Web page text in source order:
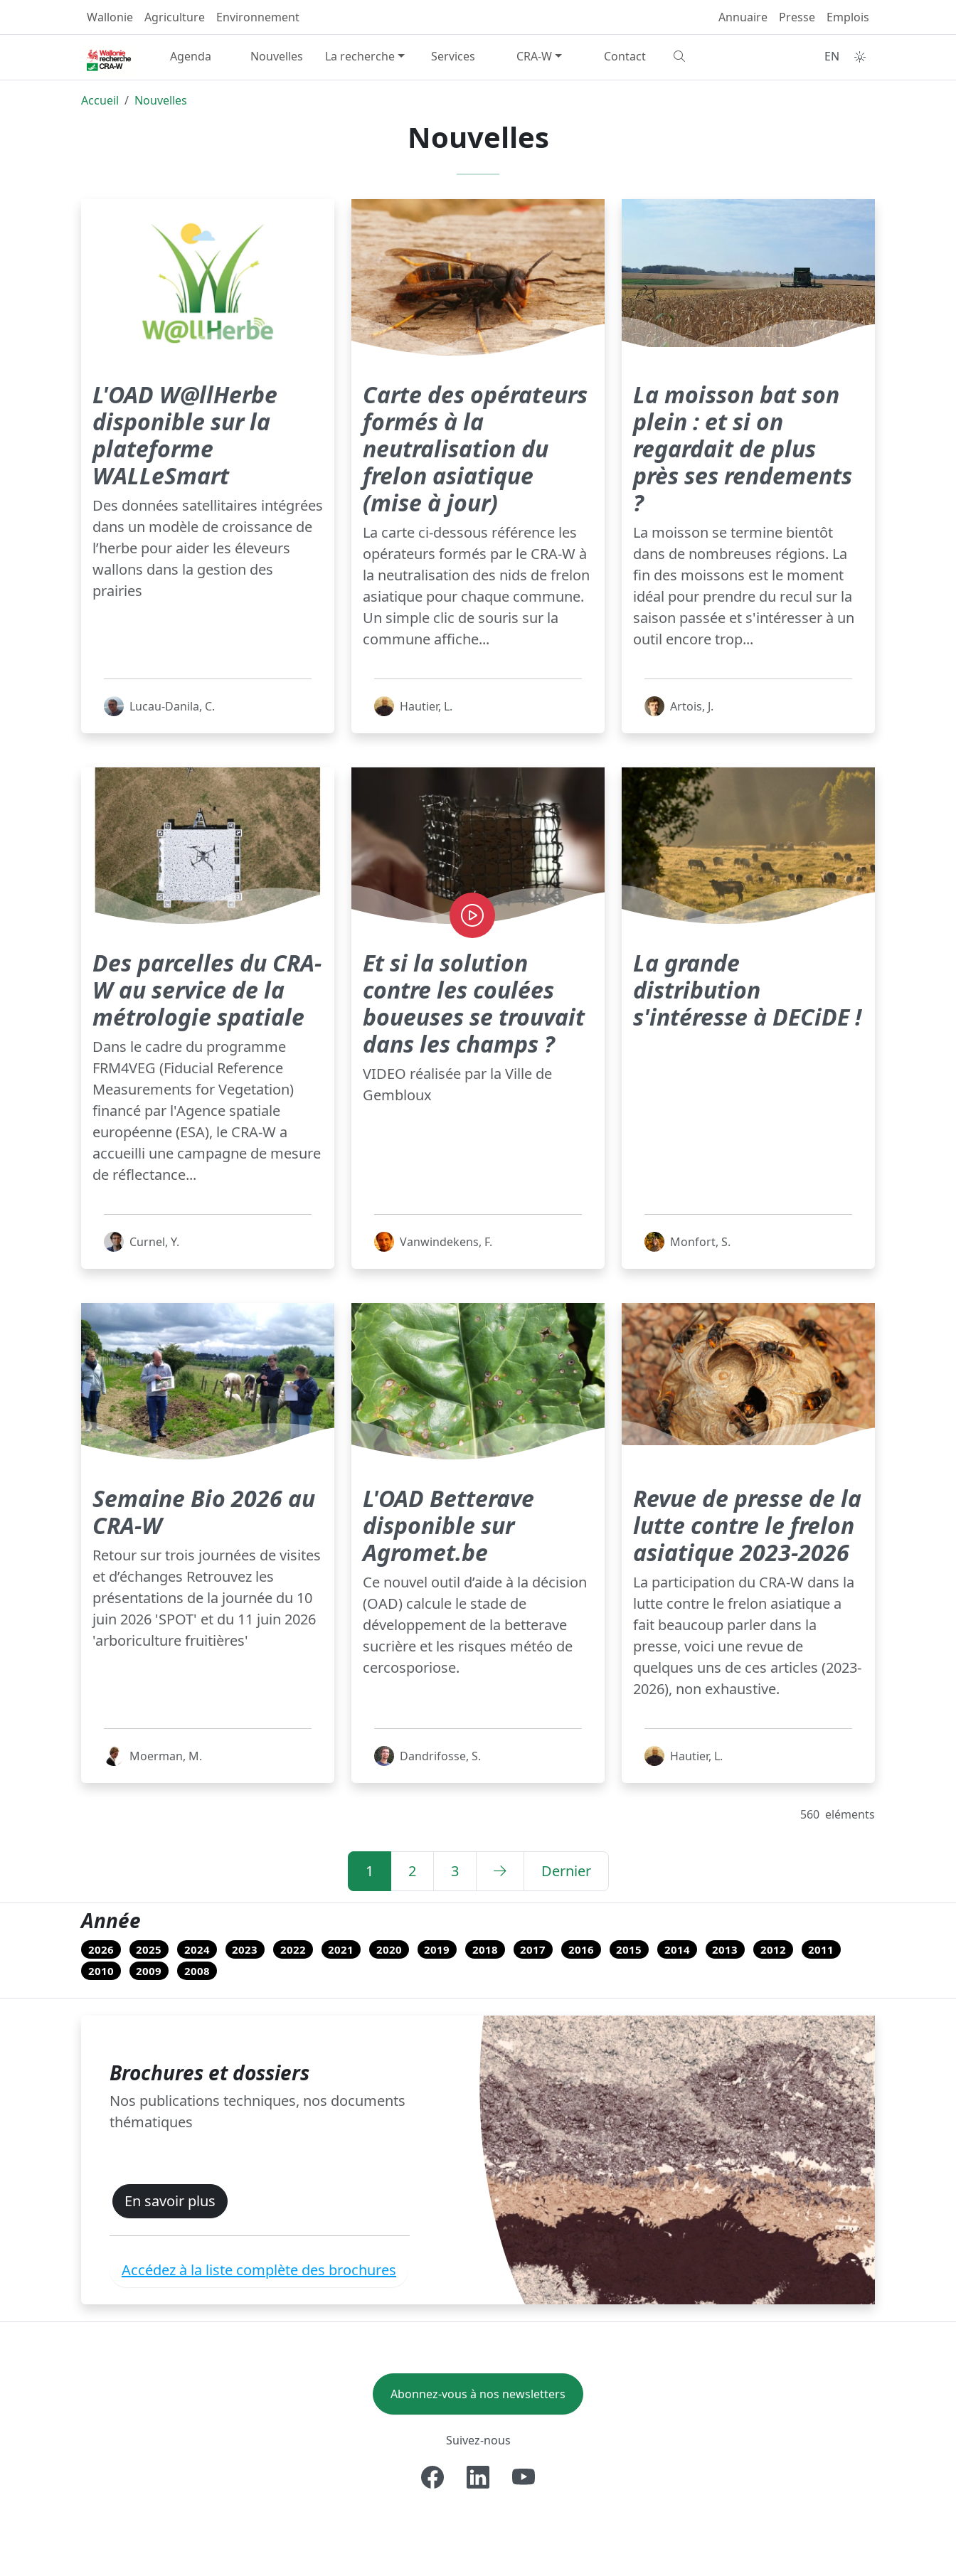
Wallonie Agriculture Environnement Annuaire Presse Emplois
Agenda Nouvelles La recherche Services CRA-W Contact EN
Accueil Nouvelles
Nouvelles
L'OAD W@llHerbe
disponible sur la
plateforme
WALLeSmart
Des données satellitaires intégrées
dans un modèle de croissance de
l’herbe pour aider les éleveurs
wallons dans la gestion des
prairies
Lucau-Danila, C.
Carte des opérateurs
formés à la
neutralisation du
frelon asiatique
(mise à jour)
La carte ci-dessous référence les
opérateurs formés par le CRA-W à
la neutralisation des nids de frelon
asiatique pour chaque commune.
Un simple clic de souris sur la
commune affiche...
Hautier, L.
La moisson bat son
plein : et si on
regardait de plus
près ses rendements
?
La moisson se termine bientôt
dans de nombreuses régions. La
fin des moissons est le moment
idéal pour prendre du recul sur la
saison passée et s'intéresser à un
outil encore trop...
Artois, J.
Des parcelles du CRA-
W au service de la
métrologie spatiale
Dans le cadre du programme
FRM4VEG (Fiducial Reference
Measurements for Vegetation)
financé par l'Agence spatiale
européenne (ESA), le CRA-W a
accueilli une campagne de mesure
de réflectance...
Curnel, Y.
Et si la solution
contre les coulées
boueuses se trouvait
dans les champs ?
VIDEO réalisée par la Ville de
Gembloux
Vanwindekens, F.
La grande
distribution
s'intéresse à DECiDE !
Monfort, S.
Semaine Bio 2026 au
CRA-W
Retour sur trois journées de visites
et d’échanges Retrouvez les
présentations de la journée du 10
juin 2026 'SPOT' et du 11 juin 2026
'arboriculture fruitières'
Moerman, M.
L'OAD Betterave
disponible sur
Agromet.be
Ce nouvel outil d’aide à la décision
(OAD) calcule le stade de
développement de la betterave
sucrière et les risques météo de
cercosporiose.
Dandrifosse, S.
Revue de presse de la
lutte contre le frelon
asiatique 2023-2026
La participation du CRA-W dans la
lutte contre le frelon asiatique a
fait beaucoup parler dans la
presse, voici une revue de
quelques uns de ces articles (2023-
2026), non exhaustive.
Hautier, L.
560 eléments
1 2 3 Dernier
Année
2026 2025 2024 2023 2022 2021 2020 2019 2018 2017 2016 2015 2014 2013 2012
2011
2010
2009 2008
Brochures et dossiers
Nos publications techniques, nos documents
thématiques
En savoir plus
Accédez à la liste complète des brochures
Abonnez-vous à nos newsletters
Suivez-nous